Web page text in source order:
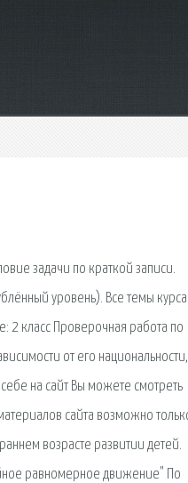
задачи по краткой записи.
уровень). Все темы курса
2 класс Проверочная работа по
от его национальности,
на сайт Вы можете смотреть
сайта возможно
возрасте развитии детей.
равномерное движение" По